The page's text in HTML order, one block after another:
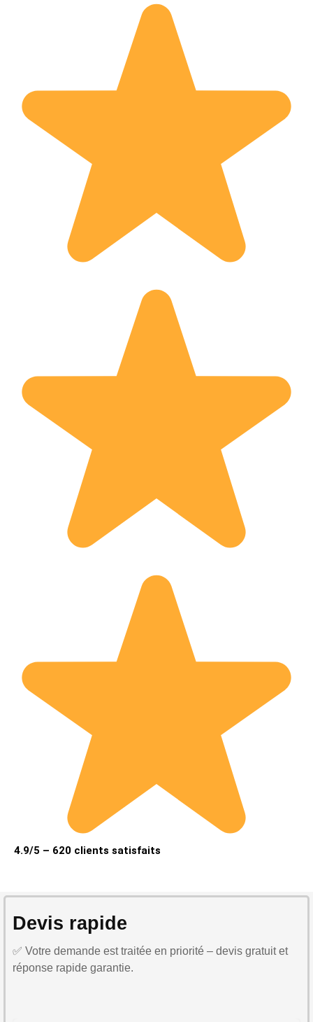
4.9/5 – 620 clients satisfaits
Devis rapide
✅ Votre demande est traitée en priorité – devis gratuit et
réponse rapide garantie.